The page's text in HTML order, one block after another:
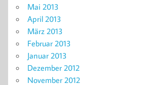
Mai 2013
April 2013
März 2013
Februar 2013
Januar 2013
Dezember 2012
November 2012